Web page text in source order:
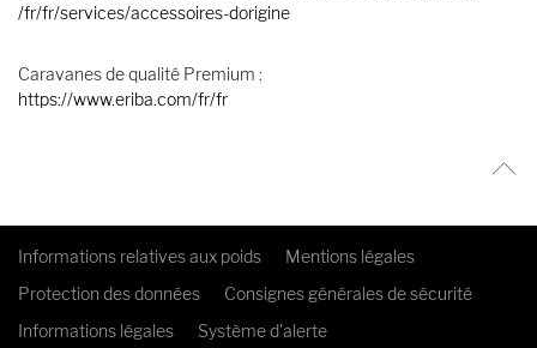
/fr/fr/services/accessoires-dorigine
Caravanes de qualité Premium :
https://www.eriba.com/fr/fr
Informations relatives aux poids
Mentions légales
Protection des données
Consignes générales de sécurité
Informations légales
Système d'alerte